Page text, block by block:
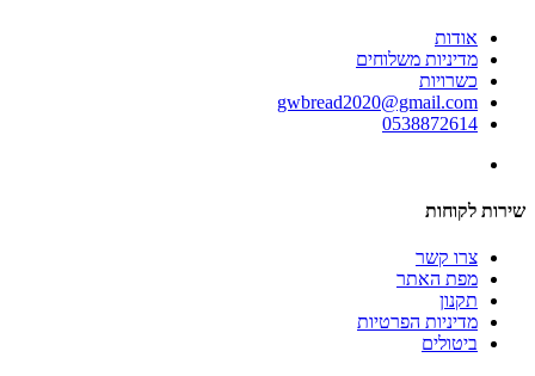
אודות
מדיניות משלוחים
כשרויות
gwbread2020@gmail.com
0538872614
שירות לקוחות
צרו קשר
מפת האתר
תקנון
מדיניות הפרטיות
ביטולים